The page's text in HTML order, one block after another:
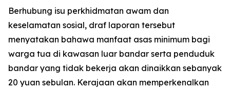
Berhubung isu perkhidmatan awam dan
keselamatan sosial, draf laporan tersebut
menyatakan bahawa manfaat asas minimum bagi
warga tua di kawasan luar bandar serta penduduk
bandar yang tidak bekerja akan dinaikkan sebanyak
20 yuan sebulan. Kerajaan akan memperkenalkan